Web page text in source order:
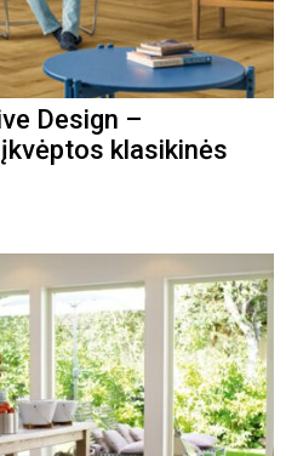
Design –
klasikinės